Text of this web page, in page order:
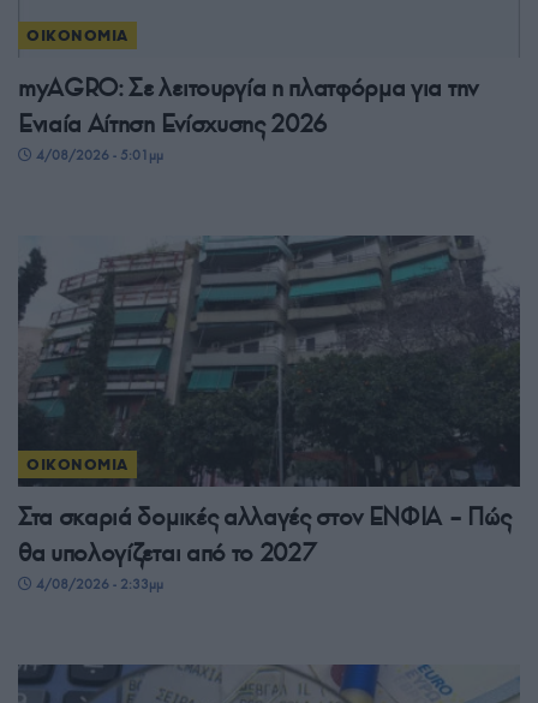
ΟΙΚΟΝΟΜΙΑ
myAGRO: Σε λειτουργία η πλατφόρμα για την
Ενιαία Αίτηση Ενίσχυσης 2026
4/08/2026 - 5:01μμ
ΟΙΚΟΝΟΜΙΑ
Στα σκαριά δομικές αλλαγές στον ΕΝΦΙΑ – Πώς
θα υπολογίζεται από το 2027
4/08/2026 - 2:33μμ